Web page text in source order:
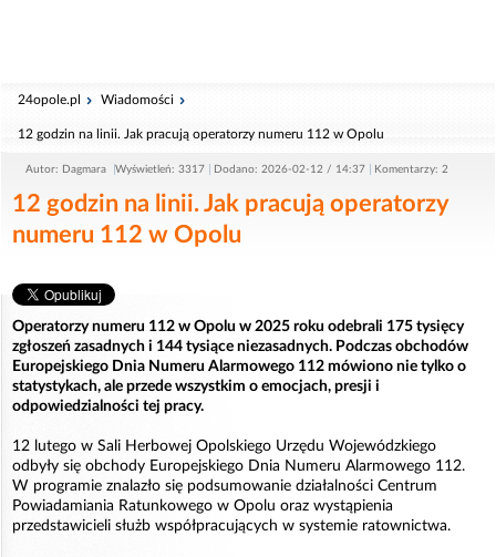
24opole.pl Wiadomości
12 godzin na linii. Jak pracują operatorzy numeru 112 w Opolu
Autor: Dagmara Wyświetleń: 3317 Dodano: 2026-02-12 / 14:37 Komentarzy: 2
12 godzin na linii. Jak pracują operatorzy
numeru 112 w Opolu
Operatorzy numeru 112 w Opolu w 2025 roku odebrali 175 tysięcy
zgłoszeń zasadnych i 144 tysiące niezasadnych. Podczas obchodów
Europejskiego Dnia Numeru Alarmowego 112 mówiono nie tylko o
statystykach, ale przede wszystkim o emocjach, presji i
odpowiedzialności tej pracy.
12 lutego w Sali Herbowej Opolskiego Urzędu Wojewódzkiego
odbyły się obchody Europejskiego Dnia Numeru Alarmowego 112.
W programie znalazło się podsumowanie działalności Centrum
Powiadamiania Ratunkowego w Opolu oraz wystąpienia
przedstawicieli służb współpracujących w systemie ratownictwa.